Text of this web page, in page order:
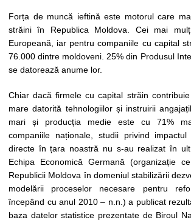
Forța de muncă ieftină este motorul care
străini în Republica Moldova. Cei mai
Europeană, iar pentru companiile cu capital
76.000 dintre moldoveni. 25% din Produsul
se datorează anume lor.
Chiar dacă firmele cu capital străin
mare datorită tehnologiilor și instruirii
mari și producția medie este cu 71%
companiile naționale, studii privind impactul
directe în țara noastră nu s-au realizat în
Echipa Economică Germană (organizație
Republicii Moldova în domeniul stabilizării
modelării proceselor necesare pentru
începând cu anul 2010 – n.n.) a publicat
baza datelor statistice prezentate de Biroul